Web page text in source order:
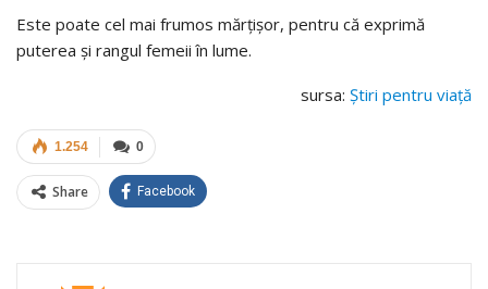
Este poate cel mai frumos mărțișor, pentru că exprimă
puterea și rangul femeii în lume.
sursa: Știri pentru viață
0
1.254
Share Facebook